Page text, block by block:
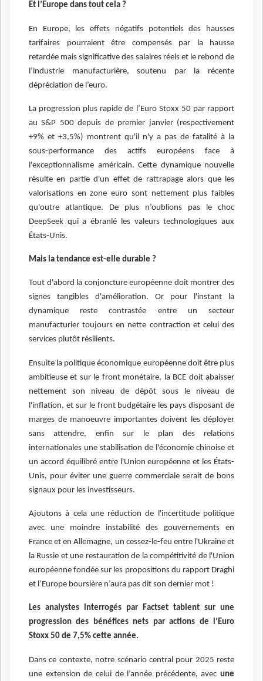
Et l’Europe dans tout cela ?
En Europe, les effets négatifs potentiels des hausses
tarifaires pourraient être compensés par la hausse
retardée mais significative des salaires réels et le rebond de
l’industrie manufacturière, soutenu par la récente
dépréciation de l’euro.
La progression plus rapide de l’Euro Stoxx 50 par rapport
au S&P 500 depuis de premier janvier (respectivement
+9% et +3,5%) montrent qu'il n'y a pas de fatalité à la
sous-performance des actifs européens face à
l'exceptionnalisme américain. Cette dynamique nouvelle
résulte en partie d'un effet de rattrapage alors que les
valorisations en zone euro sont nettement plus faibles
qu'outre atlantique. De plus n’oublions pas le choc
DeepSeek qui a ébranlé les valeurs technologiques aux
États-Unis.
Mais la tendance est-elle durable ?
Tout d'abord la conjoncture européenne doit montrer des
signes tangibles d'amélioration. Or pour l'instant la
dynamique reste contrastée entre un secteur
manufacturier toujours en nette contraction et celui des
services plutôt résilients.
Ensuite la politique économique européenne doit être plus
ambitieuse et sur le front monétaire, la BCE doit abaisser
nettement son niveau de dépôt sous le niveau de
l'inflation, et sur le front budgétaire les pays disposant de
marges de manoeuvre importantes doivent les déployer
sans attendre, enfin sur le plan des relations
internationales une stabilisation de l'économie chinoise et
un accord équilibré entre l'Union européenne et les États-
Unis, pour éviter une guerre commerciale serait de bons
signaux pour les investisseurs.
Ajoutons à cela une réduction de l'incertitude politique
avec une moindre instabilité des gouvernements en
France et en Allemagne, un cessez-le-feu entre l'Ukraine et
la Russie et une restauration de la compétitivité de l'Union
européenne fondée sur les propositions du rapport Draghi
et l’Europe boursière n’aura pas dit son dernier mot !
Les analystes interrogés par Factset tablent sur une
progression des bénéfices nets par actions de l’Euro
Stoxx 50 de 7,5% cette année.
Dans ce contexte, notre scénario central pour 2025 reste
une extension de celui de l’année précédente, avec une